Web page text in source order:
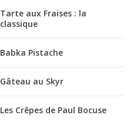
Tarte aux Fraises : la
classique
Babka Pistache
Gâteau au Skyr
Les Crêpes de Paul Bocuse